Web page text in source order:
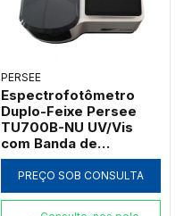
PERSEE
Espectrofotômetro
Duplo-Feixe Persee
TU700B-NU UV/Vis
com Banda de
Passagem 2nm e
Software UVWin (190 a
1100nm)
PREÇO SOB CONSULTA